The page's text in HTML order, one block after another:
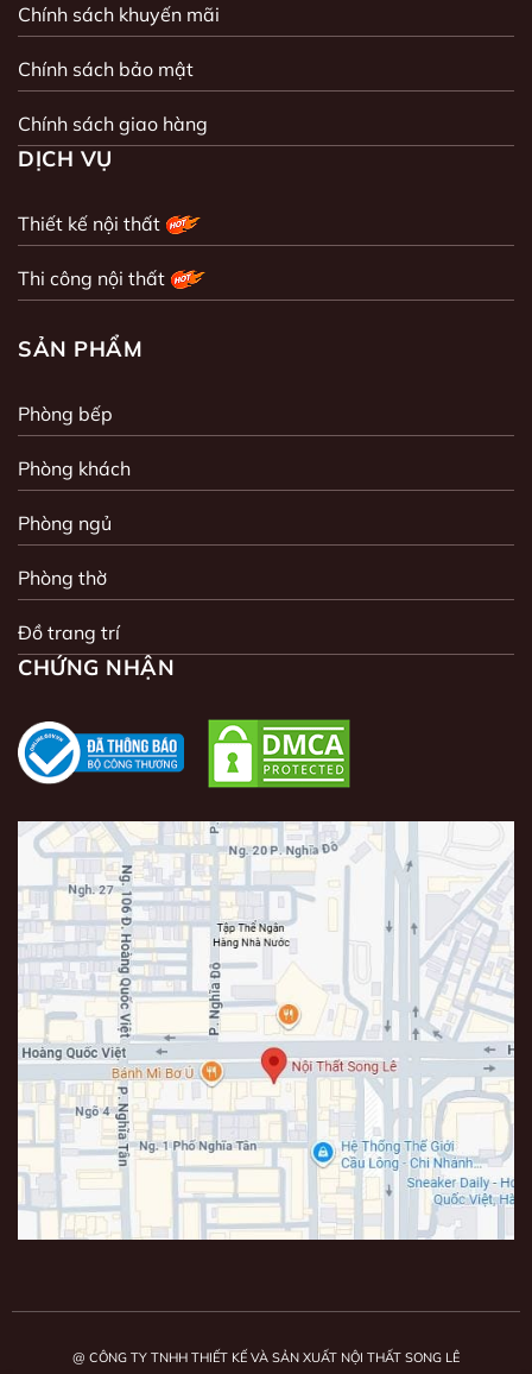
Chính sách khuyến mãi
Chính sách bảo mật
Chính sách giao hàng
DỊCH VỤ
Thiết kế nội thất
Thi công nội thất
SẢN PHẨM
Phòng bếp
Phòng khách
Phòng ngủ
Phòng thờ
Đồ trang trí
CHỨNG NHẬN
@ CÔNG TY TNHH THIẾT KẾ VÀ SẢN XUẤT NỘI THẤT SONG LÊ